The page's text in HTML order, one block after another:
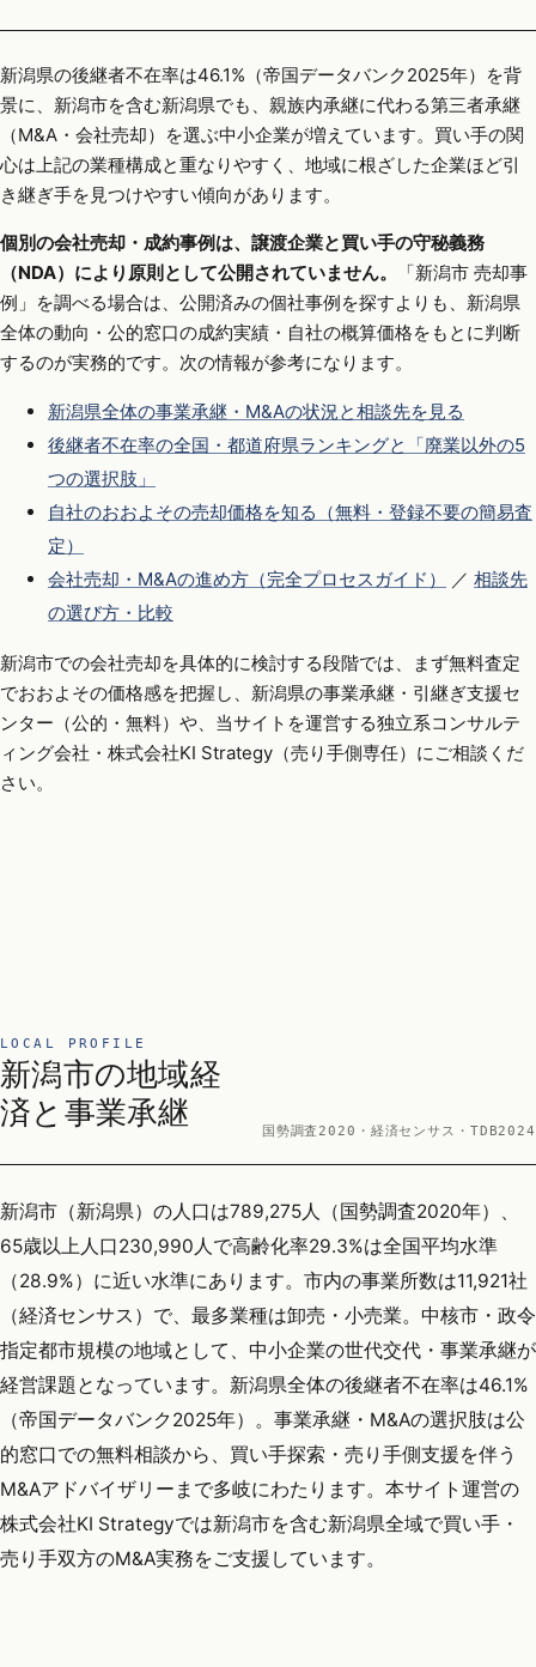
新潟県の後継者不在率は46.1%（帝国データバンク2025年）を背
景に、新潟市を含む新潟県でも、親族内承継に代わる第三者承継
（M&A・会社売却）を選ぶ中小企業が増えています。買い手の関
心は上記の業種構成と重なりやすく、地域に根ざした企業ほど引
き継ぎ手を見つけやすい傾向があります。
個別の会社売却・成約事例は、譲渡企業と買い手の守秘義務
（NDA）により原則として公開されていません。
「新潟市 売却事
例」を調べる場合は、公開済みの個社事例を探すよりも、新潟県
全体の動向・公的窓口の成約実績・自社の概算価格をもとに判断
するのが実務的です。次の情報が参考になります。
新潟県全体の事業承継・M&Aの状況と相談先を見る
後継者不在率の全国・都道府県ランキングと「廃業以外の5
つの選択肢」
自社のおおよその売却価格を知る（無料・登録不要の簡易査
定）
会社売却・M&Aの進め方（完全プロセスガイド）
／ 相談先
の選び方・比較
新潟市での会社売却を具体的に検討する段階では、まず無料査定
でおおよその価格感を把握し、新潟県の事業承継・引継ぎ支援セ
ンター（公的・無料）や、当サイトを運営する独立系コンサルテ
ィング会社・株式会社KI Strategy（売り手側専任）にご相談くだ
さい。
LOCAL PROFILE
新潟市の地域経
済と事業承継
国勢調査2020・経済センサス・TDB2024
新潟市（新潟県）の人口は789,275人（国勢調査2020年）、
65歳以上人口230,990人で高齢化率29.3%は全国平均水準
（28.9%）に近い水準にあります。市内の事業所数は11,921社
（経済センサス）で、最多業種は卸売・小売業。中核市・政令
指定都市規模の地域として、中小企業の世代交代・事業承継が
経営課題となっています。新潟県全体の後継者不在率は46.1%
（帝国データバンク2025年）。事業承継・M&Aの選択肢は公
的窓口での無料相談から、買い手探索・売り手側支援を伴う
M&Aアドバイザリーまで多岐にわたります。本サイト運営の
株式会社KI Strategyでは新潟市を含む新潟県全域で買い手・
売り手双方のM&A実務をご支援しています。